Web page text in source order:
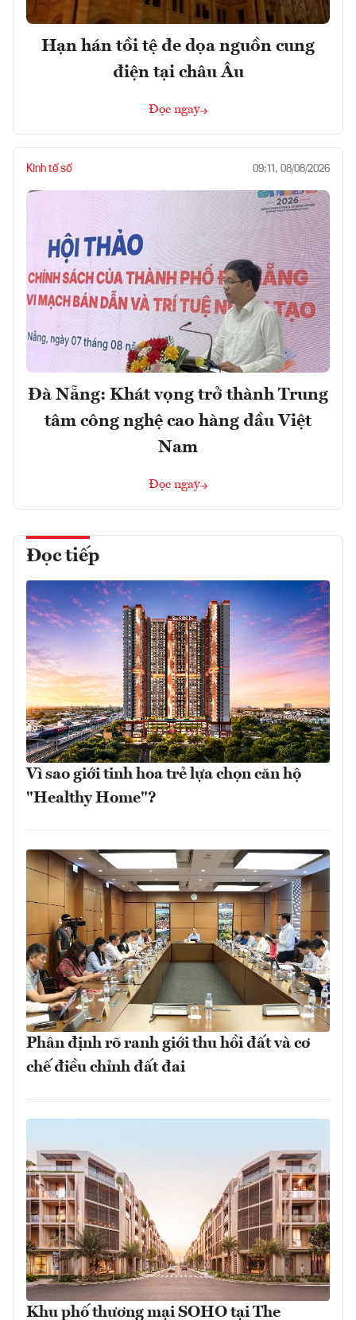
Hạn hán tồi tệ đe dọa nguồn cung
điện tại châu Âu
Đọc ngay
Kinh tế số 09:11, 08/08/2026
Đà Nẵng: Khát vọng trở thành Trung
tâm công nghệ cao hàng đầu Việt
Nam
Đọc ngay
Đọc tiếp
Vì sao giới tinh hoa trẻ lựa chọn căn hộ
"Healthy Home"?
Phân định rõ ranh giới thu hồi đất và cơ
chế điều chỉnh đất đai
Khu phố thương mại SOHO tại The